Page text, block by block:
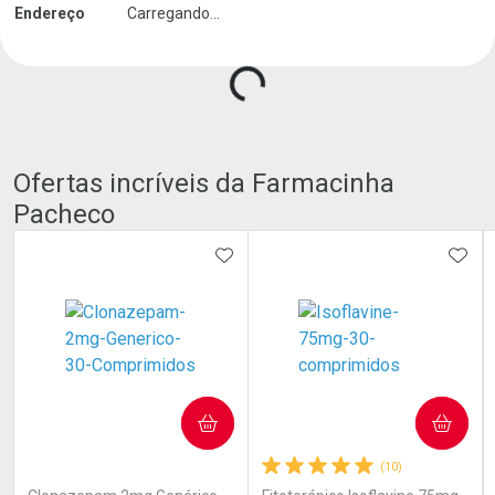
Endereço Carregando...
Carregando produtos do seller...
Ofertas incríveis da Farmacinha
Pacheco
ADICIONAR AOS FAVORITOS
COMPRAR
(10)
COMPRAR